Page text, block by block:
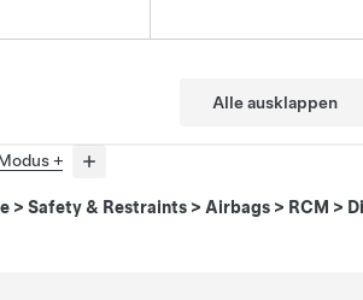
Alle ausklappen
+
> Safety & Restraints > Airbags > RCM >